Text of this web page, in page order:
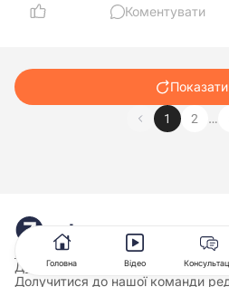
Коментувати
1 2 …
Про нас
Долучитися до нашої команди
Долучитися до нашої команди
Головна Відео